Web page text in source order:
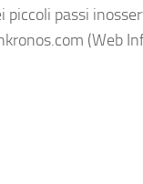
piccoli passi
(Web